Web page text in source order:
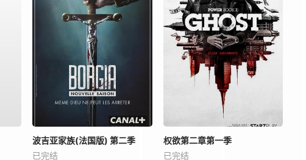
波吉亚家族(法国版) 第二季
已完结
权欲第二章第一季
已完结